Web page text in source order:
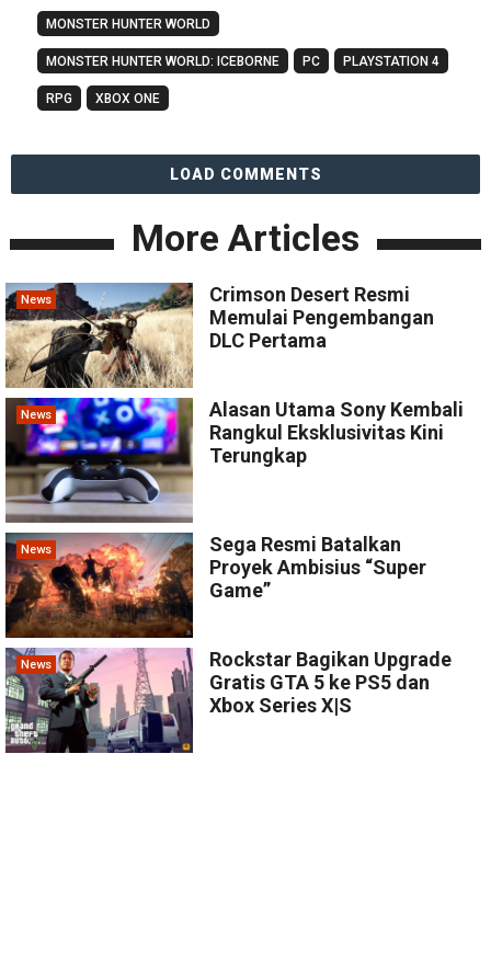
MONSTER HUNTER WORLD
MONSTER HUNTER WORLD: ICEBORNE PC PLAYSTATION 4
RPG XBOX ONE
LOAD COMMENTS
More Articles
News
Crimson Desert Resmi
Memulai Pengembangan
DLC Pertama
News
Alasan Utama Sony Kembali
Rangkul Eksklusivitas Kini
Terungkap
News
Sega Resmi Batalkan
Proyek Ambisius “Super
Game”
News
Rockstar Bagikan Upgrade
Gratis GTA 5 ke PS5 dan
Xbox Series X|S